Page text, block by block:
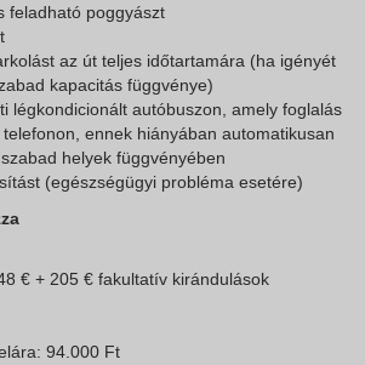
feladható poggyászt
az út teljes időtartamára (ha igényét
kapacitás függvénye)
légkondicionált autóbuszon, amely foglalás
ennek hiányában automatikusan
helyek függvényében
(egészségügyi probléma esetére)
€ + 205 € fakultatív kirándulások
94.000 Ft